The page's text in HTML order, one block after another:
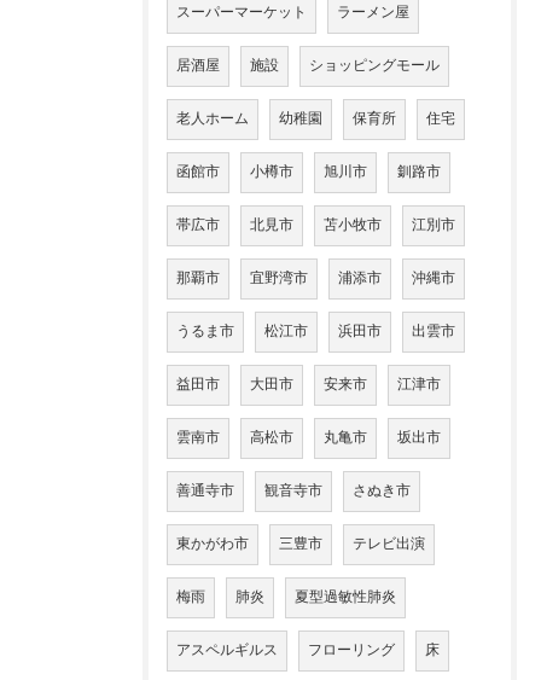
スーパーマーケット ラーメン屋
居酒屋 施設 ショッピングモール
老人ホーム 幼稚園 保育所 住宅
函館市 小樽市 旭川市 釧路市
帯広市 北見市 苫小牧市 江別市
那覇市 宜野湾市 浦添市 沖縄市
うるま市 松江市 浜田市 出雲市
益田市 大田市 安来市 江津市
雲南市 高松市 丸亀市 坂出市
善通寺市 観音寺市 さぬき市
東かがわ市 三豊市 テレビ出演
梅雨 肺炎 夏型過敏性肺炎
アスペルギルス フローリング 床